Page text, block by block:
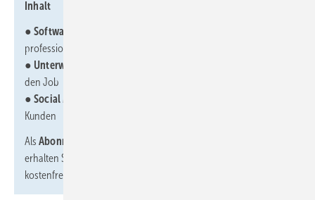
Inhalt
● Softwarewechsel:
professionell
● Unterwegs digital2:
den Job
● Social Media:
Kunden
Als Abonnent des PREMIUM- oder DIGITAL PLUS-Abos
erhalten Sie die Fokus-Themenhefte der abonnierten Zeitschrift
kostenfrei als